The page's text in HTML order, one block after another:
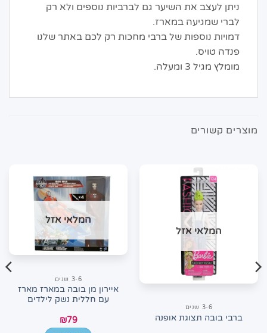
ניתן לעצב את השיער גם לברביות נוספים ולא רק
לברי שמגיעה במארז.
דמויות נוספות של ברבי מחכות רק לכם באתר שלנו
פנדה טויס.
מומלץ מגיל 3 ומעלה.
מוצרים קשורים
המלאי אזל
3-6 שנים
ברבי בובה תצוגת אופנה
המלאי אזל
3-6 שנים
איירון מן בובה במארז מארז
עם חללית נשק לילדים
₪79